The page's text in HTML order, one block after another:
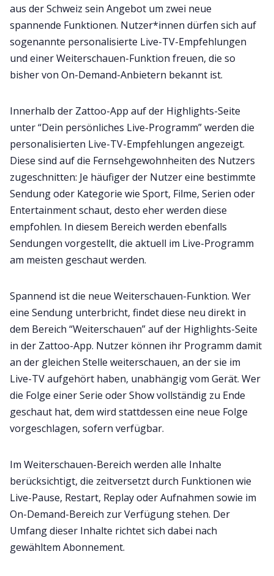
aus der Schweiz sein Angebot um zwei neue
spannende Funktionen. Nutzer*innen dürfen sich auf
sogenannte personalisierte Live-TV-Empfehlungen
und einer Weiterschauen-Funktion freuen, die so
bisher von On-Demand-Anbietern bekannt ist.
Innerhalb der Zattoo-App auf der Highlights-Seite
unter “Dein persönliches Live-Programm” werden die
personalisierten Live-TV-Empfehlungen angezeigt.
Diese sind auf die Fernsehgewohnheiten des Nutzers
zugeschnitten: Je häufiger der Nutzer eine bestimmte
Sendung oder Kategorie wie Sport, Filme, Serien oder
Entertainment schaut, desto eher werden diese
empfohlen. In diesem Bereich werden ebenfalls
Sendungen vorgestellt, die aktuell im Live-Programm
am meisten geschaut werden.
Spannend ist die neue Weiterschauen-Funktion. Wer
eine Sendung unterbricht, findet diese neu direkt in
dem Bereich “Weiterschauen” auf der Highlights-Seite
in der Zattoo-App. Nutzer können ihr Programm damit
an der gleichen Stelle weiterschauen, an der sie im
Live-TV aufgehört haben, unabhängig vom Gerät. Wer
die Folge einer Serie oder Show vollständig zu Ende
geschaut hat, dem wird stattdessen eine neue Folge
vorgeschlagen, sofern verfügbar.
Im Weiterschauen-Bereich werden alle Inhalte
berücksichtigt, die zeitversetzt durch Funktionen wie
Live-Pause, Restart, Replay oder Aufnahmen sowie im
On-Demand-Bereich zur Verfügung stehen. Der
Umfang dieser Inhalte richtet sich dabei nach
gewähltem Abonnement.